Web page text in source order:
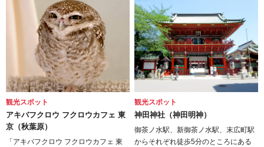
観光スポット
アキバフクロウ フクロウカフェ 東
京（秋葉原）
「アキバフクロウ フクロウカフェ 東
観光スポット
神田神社（神田明神）
御茶ノ水駅、新御茶ノ水駅、末広町駅
からそれぞれ徒歩5分のところにある